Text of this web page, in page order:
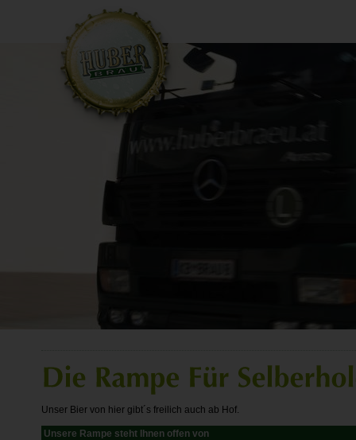
Unser Bier von hier gibt´s freilich auch ab Hof.
Unsere Rampe steht Ihnen offen von